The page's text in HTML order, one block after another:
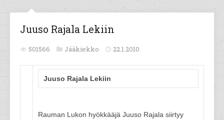
Juuso Rajala Lekiin
501566 Jääkiekko 22.1.2010
Juuso Rajala Lekiin
Rauman Lukon hyökkääjä Juuso Rajala siirtyy